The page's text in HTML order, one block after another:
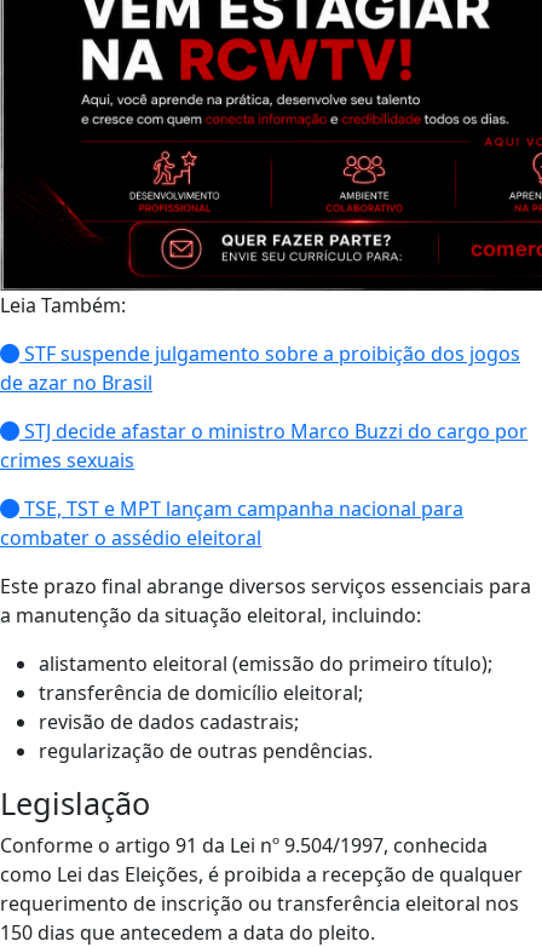
Leia Também:
STF suspende julgamento sobre a proibição dos jogos
de azar no Brasil
STJ decide afastar o ministro Marco Buzzi do cargo por
crimes sexuais
TSE, TST e MPT lançam campanha nacional para
combater o assédio eleitoral
Este prazo final abrange diversos serviços essenciais para
a manutenção da situação eleitoral, incluindo:
alistamento eleitoral (emissão do primeiro título);
transferência de domicílio eleitoral;
revisão de dados cadastrais;
regularização de outras pendências.
Legislação
Conforme o artigo 91 da Lei nº 9.504/1997, conhecida
como Lei das Eleições, é proibida a recepção de qualquer
requerimento de inscrição ou transferência eleitoral nos
150 dias que antecedem a data do pleito.